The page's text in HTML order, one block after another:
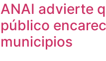
ANAI advierte
público
municipios